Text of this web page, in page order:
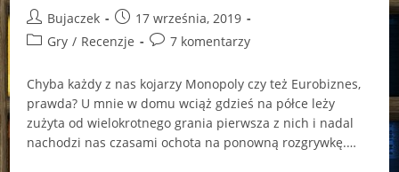
Post
author:
Bujaczek
Post
published:
17 września, 2019
PostGry / Recenzje
Post7 komentarzy
Chyba każdy z nas kojarzy Monopoly czy też Eurobiznes,
prawda? U mnie w domu wciąż gdzieś na półce leży
zużyta od wielokrotnego grania pierwsza z nich i nadal
nachodzi nas czasami ochota na ponowną rozgrywkę.…